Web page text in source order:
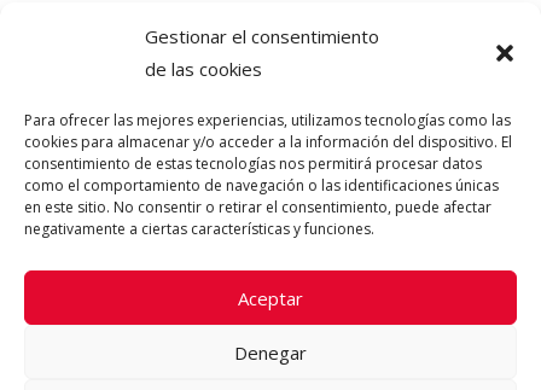
Gestionar el consentimiento
de las cookies
Para ofrecer las mejores experiencias, utilizamos tecnologías como las
cookies para almacenar y/o acceder a la información del dispositivo. El
consentimiento de estas tecnologías nos permitirá procesar datos
como el comportamiento de navegación o las identificaciones únicas
en este sitio. No consentir o retirar el consentimiento, puede afectar
negativamente a ciertas características y funciones.
Aceptar
Denegar